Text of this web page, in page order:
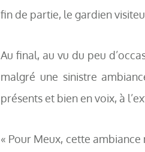
fin de partie, le gardien
Au final, au vu du peu
malgré une sinistre
présents et bien en voix, à
« Pour Meux, cette ambiance